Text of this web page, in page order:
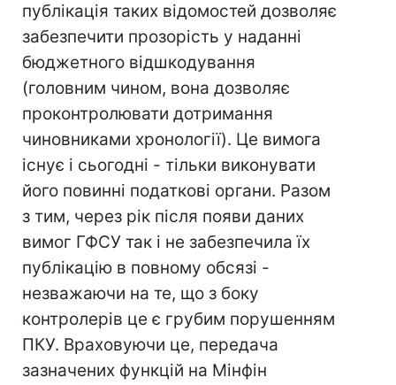
публікація таких відомостей дозволяє
забезпечити прозорість у наданні
бюджетного відшкодування
(головним чином, вона дозволяє
проконтролювати дотримання
чиновниками хронології). Це вимога
існує і сьогодні - тільки виконувати
його повинні податкові органи. Разом
з тим, через рік після появи даних
вимог ГФСУ так і не забезпечила їх
публікацію в повному обсязі -
незважаючи на те, що з боку
контролерів це є грубим порушенням
ПКУ. Враховуючи це, передача
зазначених функцій на Мінфін